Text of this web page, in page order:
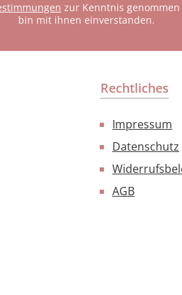
zur Kenntnis
bin mit ihnen einverstanden.
Rechtliches
Impressum
Datenschutz
AGB